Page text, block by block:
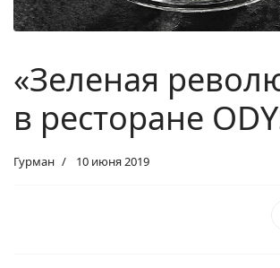
«Зеленая
в ресторане
Гурман 10 июня 2019